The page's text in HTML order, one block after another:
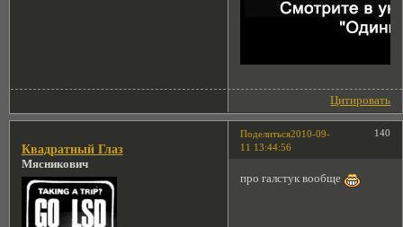
Цитировать
Поделиться 140
2010-09-
11 13:44:56
Квадратный Глаз
Мясникович
про галстук вообще